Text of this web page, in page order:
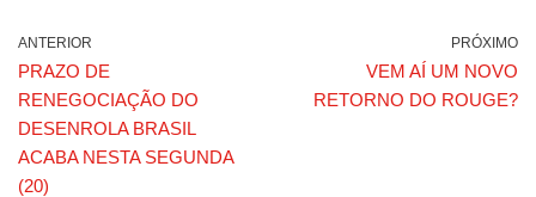
ANTERIOR
PRAZO DE
RENEGOCIAÇÃO DO
DESENROLA BRASIL
ACABA NESTA SEGUNDA
(20)
PRÓXIMO
VEM AÍ UM NOVO
RETORNO DO ROUGE?